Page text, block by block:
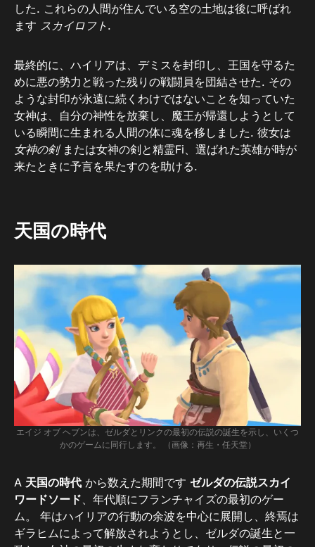
した. これらの人間が住んでいる空の土地は後に呼ばれ
ます スカイロフト .
最終的に、ハイリアは、デミスを封印し、王国を守るた
めに悪の勢力と戦った残りの戦闘員を団結させた. その
ような封印が永遠に続くわけではないことを知っていた
女神は、自分の神性を放棄し、魔王が帰還しようとして
いる瞬間に生まれる人間の体に魂を移しました. 彼女は
女神の剣または女神の剣と精霊Fi、選ばれた英雄が時が
来たときに予言を果たすのを助ける.
天国の時代
エイジ オブ ヘブンは、ゼルダとリンクの最初の伝説の誕生を示し、いくつ
かのゲームに同行します。 （画像：再生・任天堂）
A 天国の時代 から数えた期間です ゼルダの伝説スカイ
ワードソード、年代順にフランチャイズの最初のゲー
ム。 年はハイリアの行動の余波を中心に展開し、終焉は
ギラヒムによって解放されようとし、ゼルダの誕生と一